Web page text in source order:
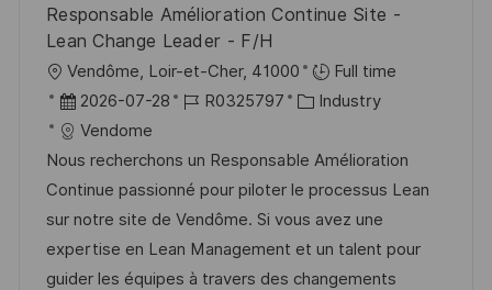
h
u
n
g
e
f
f
Responsable Amélioration Continue Site -
Lean Change Leader - F/H
O
r
t
Vendôme, Loir-et-Cher, 41000
Full time
D
a
t
u
m
d
e
2026-07-28
J
b
-
I
D
R0325797
K
t
e
g
o
r
Industry
Vendome
Nous recherchons un Responsable Amélioration
Continue passionné pour piloter le processus Lean
sur notre site de Vendôme. Si vous avez une
expertise en Lean Management et un talent pour
guider les équipes à travers des changements